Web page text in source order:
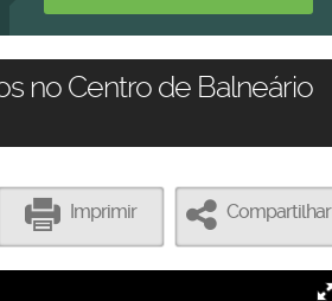
no Centro de Balneário
Imprimir Compartilhar